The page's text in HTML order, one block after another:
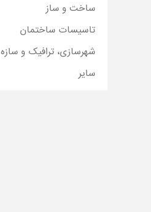
ساخت و ساز
تاسیسات ساختمان
شهرسازی، ترافیک و سازه
سایر